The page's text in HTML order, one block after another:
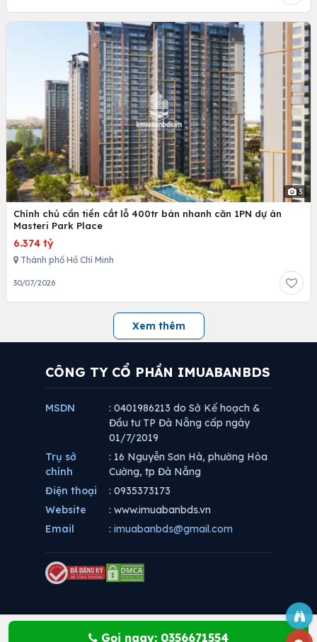
3
Chính chủ cần tiền cắt lỗ 400tr bán nhanh căn 1PN dự án
Masteri Park Place
6.374 tỷ
Thành phố Hồ Chí Minh
30/07/2026
Xem thêm
Gọi ngay: 0356671554
CÔNG TY CỔ PHẦN IMUABANBDS
MSDN
: 0401986213 do Sở Kế hoạch &
Đầu tư TP Đà Nẵng cấp ngày
01/7/2019
Trụ sở
chính
: 16 Nguyễn Sơn Hà, phường Hòa
Cường, tp Đà Nẵng
Điện thoại
: 0935373173
Website
: www.imuabanbds.vn
Email
: imuabanbds@gmail.com